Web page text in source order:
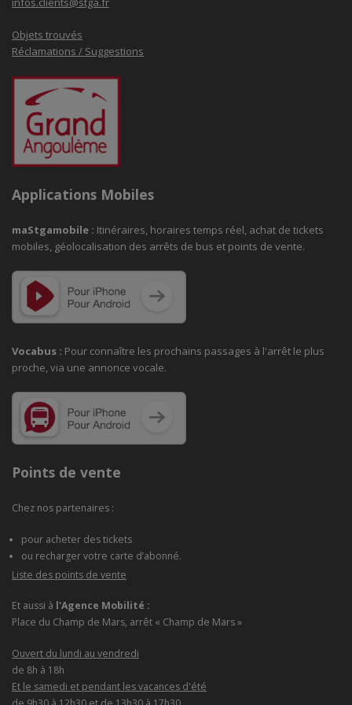
Objets trouvés
Réclamations / Suggestions
Applications Mobiles
maStgamobile : Itinéraires, horaires temps réel, achat de tickets
mobiles, géolocalisation des arrêts de bus et points de vente.
Vocabus : Pour connaître les prochains passages à l'arrêt le plus
proche, via une annonce vocale.
Points de vente
Chez nos partenaires :
pour acheter des tickets
ou recharger votre carte d’abonné.
Liste des points de vente
Et aussi à l'Agence Mobilité :
Place du Champ de Mars, arrêt « Champ de Mars »
Ouvert du lundi au vendredi
de 8h à 18h
Et le samedi et pendant les vacances d'été